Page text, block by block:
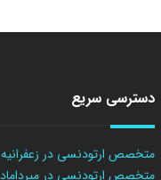
دسترسی سریع
متخصص ارتودنسی در زعفرانیه
متخصص ارتودنسی در میرداماد